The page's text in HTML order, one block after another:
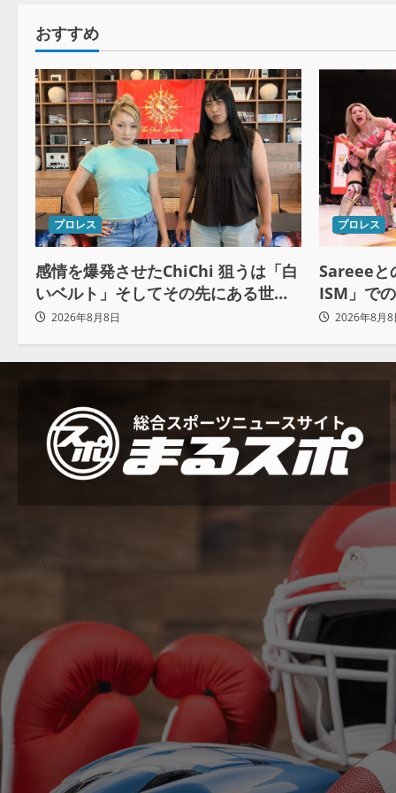
おすすめ
プロレス
感情を爆発させたChiChi 狙うは「白
いベルト」そしてその先にある世界
へ 2026年8月8日
プロレス
Sareeeと
ISM」で
2026年8月8